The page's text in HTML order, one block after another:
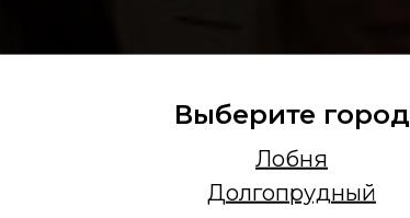
Выберите город
Лобня
Долгопрудный